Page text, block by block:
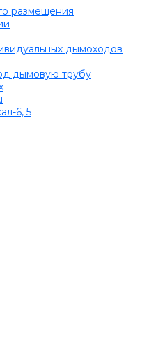
размещения
дымоходов
дымовую трубу
6, 5